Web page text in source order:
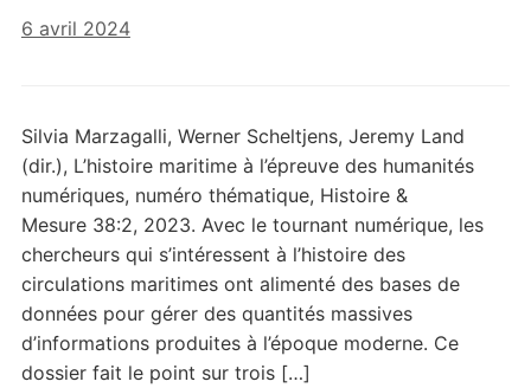
6 avril 2024
Silvia Marzagalli, Werner Scheltjens, Jeremy Land
(dir.), L’histoire maritime à l’épreuve des humanités
numériques, numéro thématique, Histoire &
Mesure 38:2, 2023. Avec le tournant numérique, les
chercheurs qui s’intéressent à l’histoire des
circulations maritimes ont alimenté des bases de
données pour gérer des quantités massives
d’informations produites à l’époque moderne. Ce
dossier fait le point sur trois […]